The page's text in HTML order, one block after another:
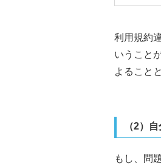
利用規約
いうこと
よること
（2）
もし、問